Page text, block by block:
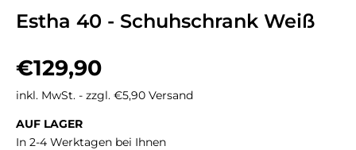
Estha 40 - Schuhschrank Weiß
Normaler Preis
€129,90
inkl. MwSt. - zzgl. €5,90 Versand
AUF LAGER
In 2-4 Werktagen bei Ihnen